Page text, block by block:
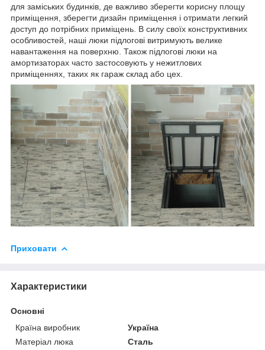
для заміських будинків, де важливо зберегти корисну площу
приміщення, зберегти дизайн приміщення і отримати легкий
доступ до потрібних приміщень. В силу своїх конструктивних
особливостей, наші люки підлогові витримують велике
навантаження на поверхню. Також підлогові люки на
амортизаторах часто застосовують у нежитлових
приміщеннях, таких як гараж склад або цех.
Приховати
Характеристики
Основні
Країна виробник
Україна
Матеріал люка
Сталь